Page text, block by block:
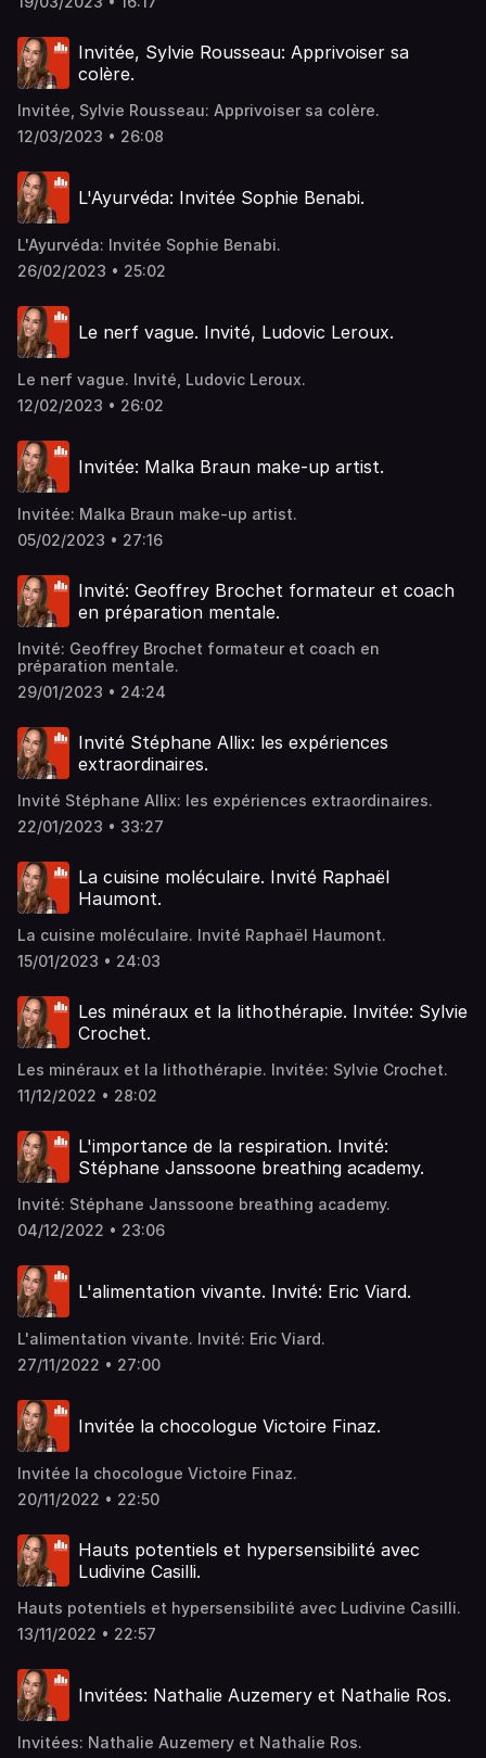
Invitée, Sylvie Rousseau: Apprivoiser sa
colère.
Invitée, Sylvie Rousseau: Apprivoiser sa colère.
12/03/2023 • 26:08
L'Ayurvéda: Invitée Sophie Benabi.
L'Ayurvéda: Invitée Sophie Benabi.
26/02/2023 • 25:02
Le nerf vague. Invité, Ludovic Leroux.
Le nerf vague. Invité, Ludovic Leroux.
12/02/2023 • 26:02
Invitée: Malka Braun make-up artist.
Invitée: Malka Braun make-up artist.
05/02/2023 • 27:16
Invité: Geoffrey Brochet formateur et coach
en préparation mentale.
Invité: Geoffrey Brochet formateur et coach en
préparation mentale.
29/01/2023 • 24:24
Invité Stéphane Allix: les expériences
extraordinaires.
Invité Stéphane Allix: les expériences extraordinaires.
22/01/2023 • 33:27
La cuisine moléculaire. Invité Raphaël
Haumont.
La cuisine moléculaire. Invité Raphaël Haumont.
15/01/2023 • 24:03
Les minéraux et la lithothérapie. Invitée: Sylvie
Crochet.
Les minéraux et la lithothérapie. Invitée: Sylvie Crochet.
11/12/2022 • 28:02
L'importance de la respiration. Invité:
Stéphane Janssoone breathing academy.
Invité: Stéphane Janssoone breathing academy.
04/12/2022 • 23:06
L'alimentation vivante. Invité: Eric Viard.
L'alimentation vivante. Invité: Eric Viard.
27/11/2022 • 27:00
Invitée la chocologue Victoire Finaz.
Invitée la chocologue Victoire Finaz.
20/11/2022 • 22:50
Hauts potentiels et hypersensibilité avec
Ludivine Casilli.
Hauts potentiels et hypersensibilité avec Ludivine Casilli.
13/11/2022 • 22:57
Invitées: Nathalie Auzemery et Nathalie Ros.
Invitées: Nathalie Auzemery et Nathalie Ros.